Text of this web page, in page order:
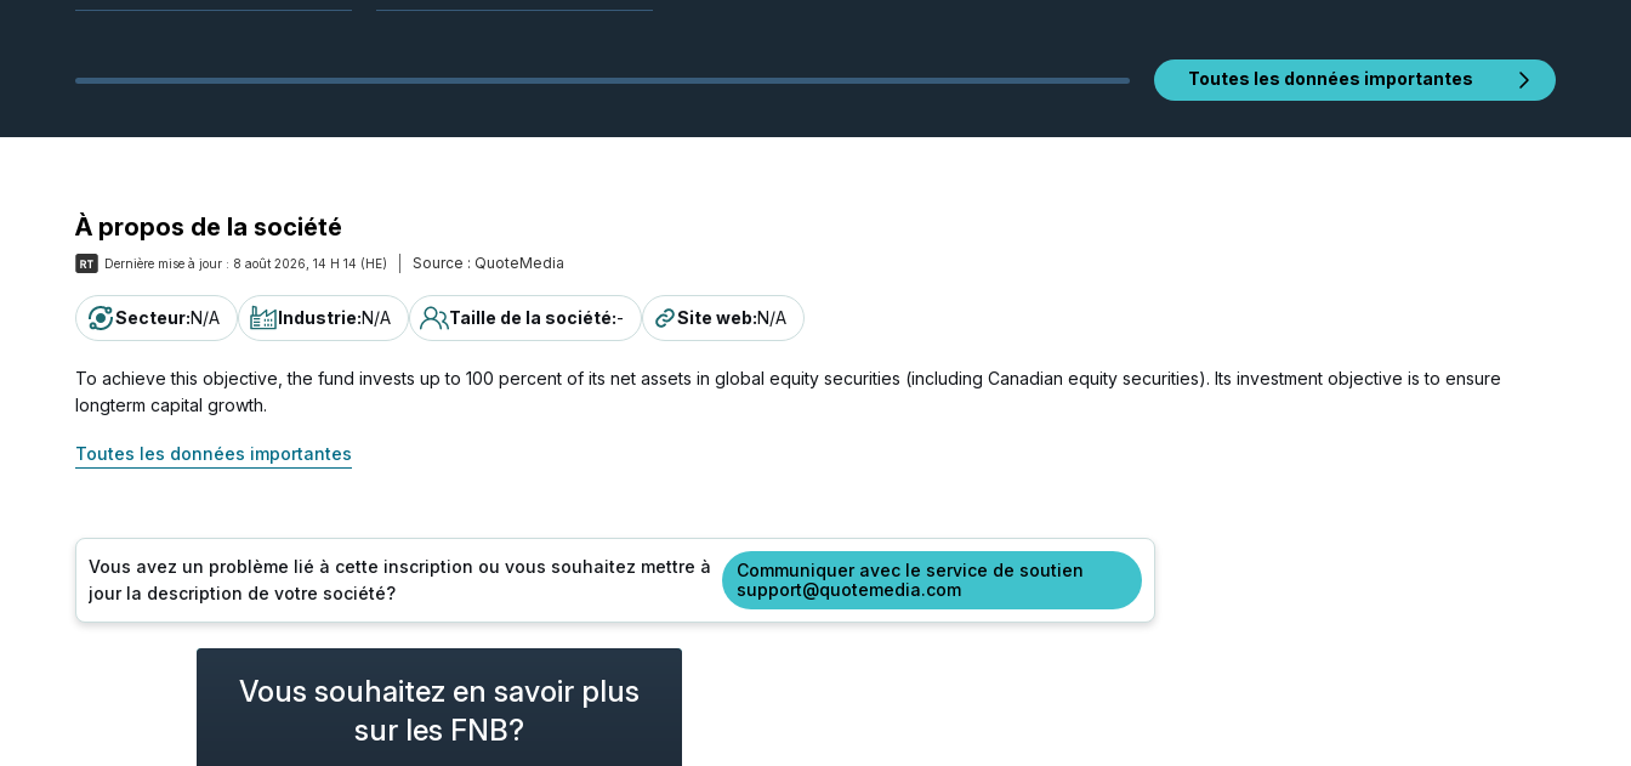
Toutes les données importantes
À propos de la société
Dernière mise à jour : 8 août 2026, 14 H 14 (HE) Source : QuoteMedia
Secteur:N/A Industrie:N/A Taille de la société:- Site web:N/A
To achieve this objective, the fund invests up to 100 percent of its net assets in global equity securities (including Canadian equity securities). Its investment objective is to ensure
longterm capital growth.
Toutes les données importantes
Vous avez un problème lié à cette inscription ou vous souhaitez mettre à
jour la description de votre société?
Communiquer avec le service de soutien
support@quotemedia.com
Vous souhaitez en savoir plus
sur les FNB?